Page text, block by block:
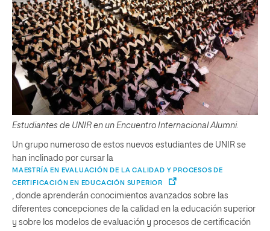
Estudiantes de UNIR en un Encuentro Internacional Alumni.
Un grupo numeroso de estos nuevos estudiantes de UNIR se
han inclinado por cursar la
MAESTRÍA EN EVALUACIÓN DE LA CALIDAD Y PROCESOS DE
CERTIFICACIÓN EN EDUCACIÓN SUPERIOR
, donde aprenderán conocimientos avanzados sobre las
diferentes concepciones de la calidad en la educación superior
y sobre los modelos de evaluación y procesos de certificación